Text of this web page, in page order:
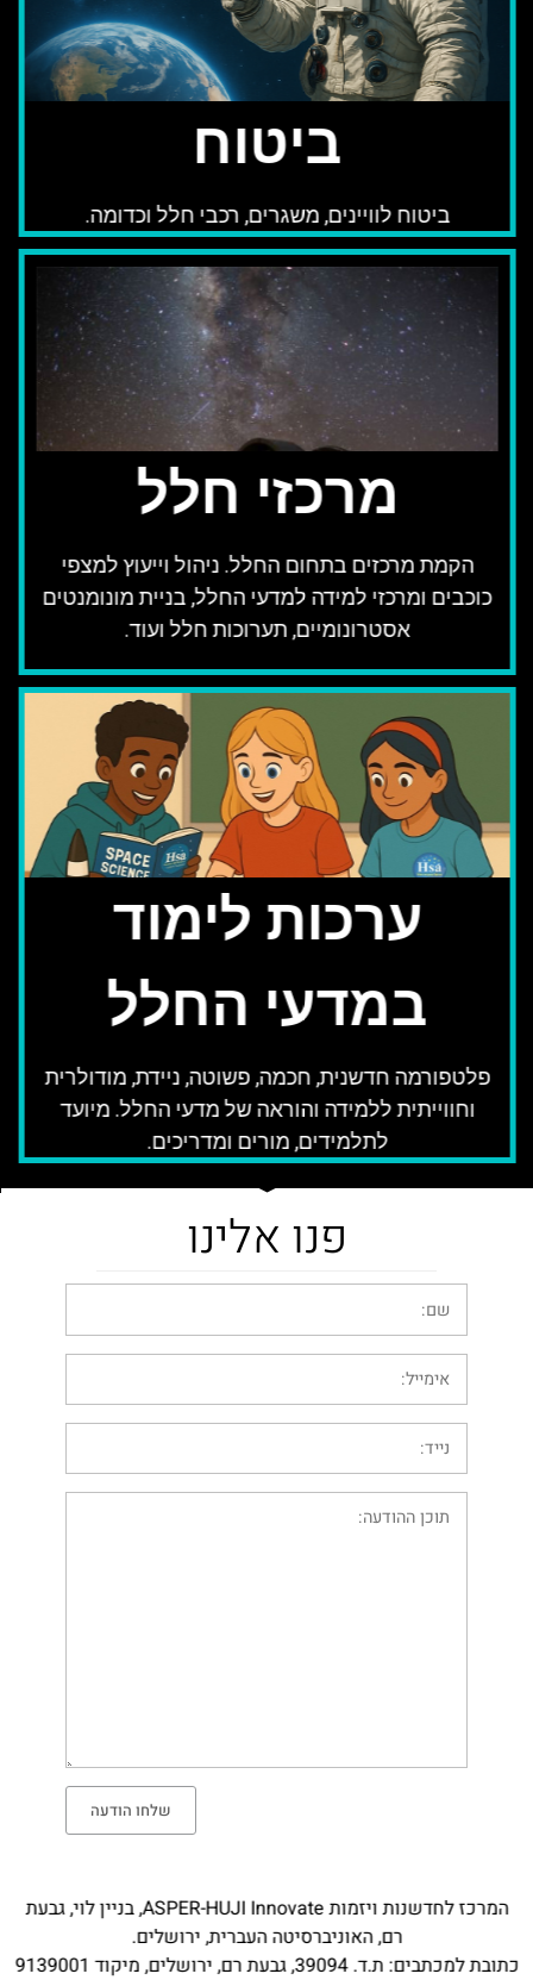
ביטוח
ביטוח לוויינים, משגרים, רכבי חלל וכדומה.
מרכזי חלל
הקמת מרכזים בתחום החלל. ניהול וייעוץ למצפי
כוכבים ומרכזי למידה למדעי החלל, בניית מונומנטים
אסטרונומיים, תערוכות חלל ועוד.
ערכות לימוד
במדעי החלל
פלטפורמה חדשנית, חכמה, פשוטה, ניידת, מודולרית
וחווייתית ללמידה והוראה של מדעי החלל. מיועד
לתלמידים, מורים ומדריכים.
פנו אלינו
שלחו הודעה
המרכז לחדשנות ויזמות ASPER-HUJI Innovate, בניין לוי, גבעת
רם, האוניברסיטה העברית, ירושלים.
כתובת למכתבים: ת.ד. 39094, גבעת רם, ירושלים, מיקוד 9139001